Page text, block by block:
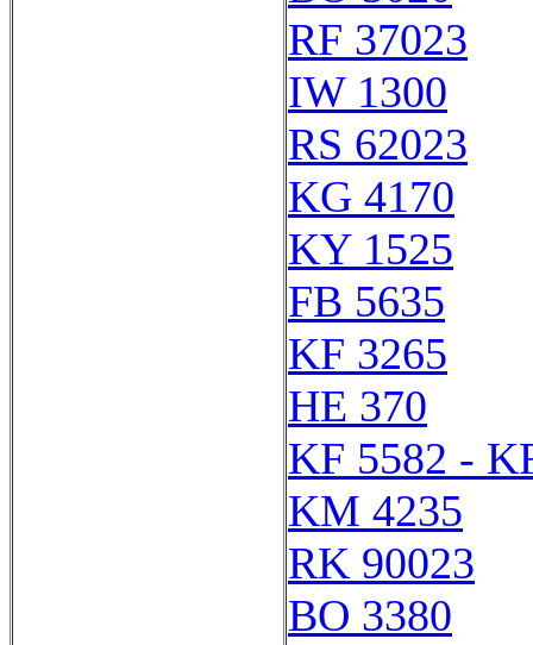
RF 37023
IW 1300
RS 62023
KG 4170
KY 1525
FB 5635
KF 3265
HE 370
KF 5582 -
KM 4235
RK 90023
BO 3380